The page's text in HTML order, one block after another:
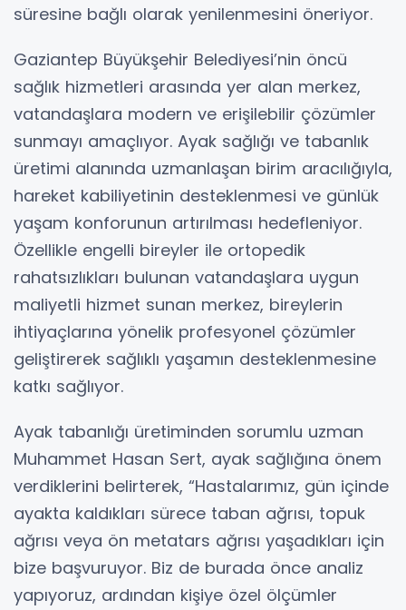
süresine bağlı olarak yenilenmesini öneriyor.
Gaziantep Büyükşehir Belediyesi’nin öncü
sağlık hizmetleri arasında yer alan merkez,
vatandaşlara modern ve erişilebilir çözümler
sunmayı amaçlıyor. Ayak sağlığı ve tabanlık
üretimi alanında uzmanlaşan birim aracılığıyla,
hareket kabiliyetinin desteklenmesi ve günlük
yaşam konforunun artırılması hedefleniyor.
Özellikle engelli bireyler ile ortopedik
rahatsızlıkları bulunan vatandaşlara uygun
maliyetli hizmet sunan merkez, bireylerin
ihtiyaçlarına yönelik profesyonel çözümler
geliştirerek sağlıklı yaşamın desteklenmesine
katkı sağlıyor.
Ayak tabanlığı üretiminden sorumlu uzman
Muhammet Hasan Sert, ayak sağlığına önem
verdiklerini belirterek, “Hastalarımız, gün içinde
ayakta kaldıkları sürece taban ağrısı, topuk
ağrısı veya ön metatars ağrısı yaşadıkları için
bize başvuruyor. Biz de burada önce analiz
yapıyoruz, ardından kişiye özel ölçümler